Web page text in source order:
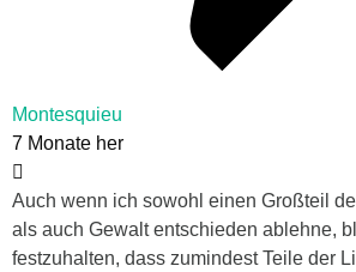
Montesquieu
7 Monate her
Auch wenn ich sowohl einen Großteil
als auch Gewalt entschieden ablehne,
festzuhalten, dass zumindest Teile der